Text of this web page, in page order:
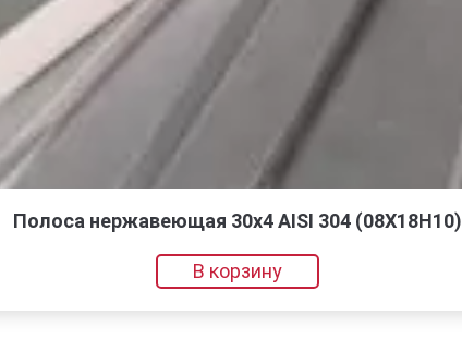
Полоса нержавеющая 30х4 AISI 304 (08Х18Н10)
В корзину